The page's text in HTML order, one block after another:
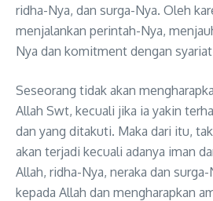
ridha-Nya, dan surga-Nya. Oleh
menjalankan perintah-Nya,
Nya dan komitment dengan
Seseorang tidak akan
Allah Swt, kecuali jika ia yakin
dan yang ditakuti. Maka dari itu,
akan terjadi kecuali adanya iman
Allah, ridha-Nya, neraka dan
kepada Allah dan mengharapkan